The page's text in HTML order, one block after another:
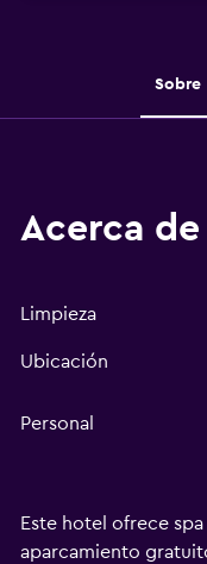
Sobre
Acerca
Limpieza
Ubicación
Personal
Este hotel ofrece
aparcamiento